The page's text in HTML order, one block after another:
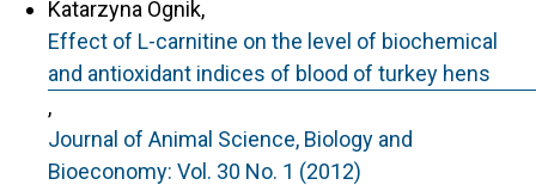
Katarzyna Ognik,
Effect of L-carnitine on the level of biochemical
and antioxidant indices of blood of turkey hens
,
Journal of Animal Science, Biology and
Bioeconomy: Vol. 30 No. 1 (2012)